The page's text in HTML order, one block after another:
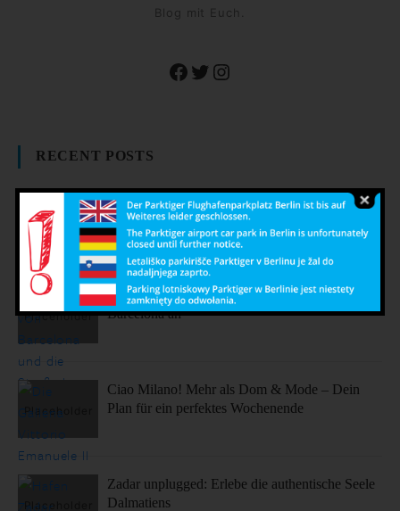
Blog mit Euch.
Facebook
TwitterInstagram
RECENT POSTS
Vergiss Hotels: Warum Dein nächster Urlaub in
einem dieser coolen Airbnbs stattfinden sollte.
Sonne, Stil, Sehenswürdigkeiten – So fühlt sich
Barcelona an
Ciao Milano! Mehr als Dom & Mode – Dein
Plan für ein perfektes Wochenende
Zadar unplugged: Erlebe die authentische Seele
Dalmatiens